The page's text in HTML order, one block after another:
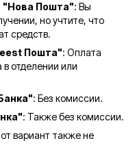
"Нова Пошта": Вы
но учтите, что
средств.
Пошта": Оплата
отделении или
: Без комиссии.
: Также без комиссии.
вариант также не